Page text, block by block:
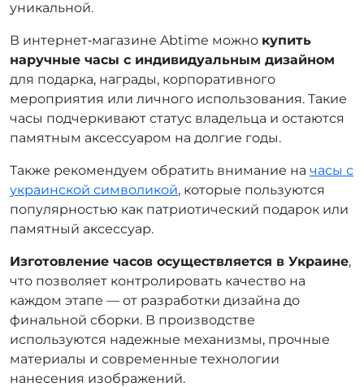
уникальной.
В интернет‑магазине Abtime можно купить
наручные часы с индивидуальным дизайном
для подарка, награды, корпоративного
мероприятия или личного использования. Такие
часы подчеркивают статус владельца и остаются
памятным аксессуаром на долгие годы.
Также рекомендуем обратить внимание на часы с
украинской символикой, которые пользуются
популярностью как патриотический подарок или
памятный аксессуар.
Изготовление часов осуществляется в Украине,
что позволяет контролировать качество на
каждом этапе — от разработки дизайна до
финальной сборки. В производстве
используются надежные механизмы, прочные
материалы и современные технологии
нанесения изображений.